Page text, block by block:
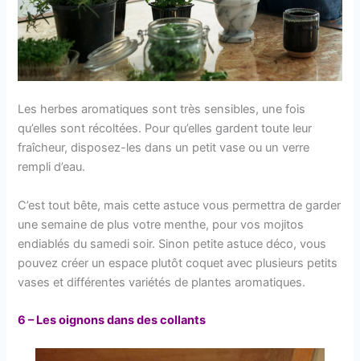
Les herbes aromatiques sont très sensibles, une fois
qu’elles sont récoltées. Pour qu’elles gardent toute leur
fraîcheur, disposez-les dans un petit vase ou un verre
rempli d’eau.
C’est tout bête, mais cette astuce vous permettra de garder
une semaine de plus votre menthe, pour vos mojitos
endiablés du samedi soir. Sinon petite astuce déco, vous
pouvez créer un espace plutôt coquet avec plusieurs petits
vases et différentes variétés de plantes aromatiques.
6 – Les oignons dans des collants